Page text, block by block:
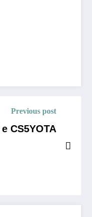
Previous post
CS5YOTA